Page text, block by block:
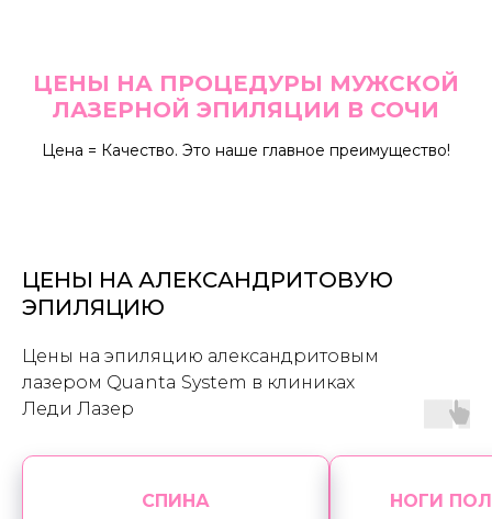
ЦЕНЫ НА ПРОЦЕДУРЫ МУЖСКОЙ
ЛАЗЕРНОЙ ЭПИЛЯЦИИ В СОЧИ
Цена = Качество. Это наше главное преимущество!
ЦЕНЫ НА АЛЕКСАНДРИТОВУЮ
ЭПИЛЯЦИЮ
Цены на эпиляцию александритовым
лазером Quanta System в клиниках
Леди Лазер
СПИНА
НОГИ